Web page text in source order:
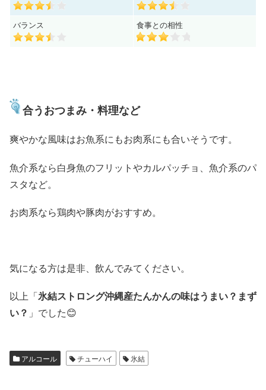
バランス 食事との相性
合うおつまみ・料理など
爽やかな風味はお魚系にもお肉系にも合いそうです。
魚介系なら白身魚のフリットやカルパッチョ、魚介系のパ
スタなど。
お肉系なら鶏肉や豚肉がおすすめ。
気になる方は是非、飲んでみてください。
以上「氷結ストロング沖縄産たんかんの味はうまい？まず
い？ 」でした😊
アルコール チューハイ 氷結